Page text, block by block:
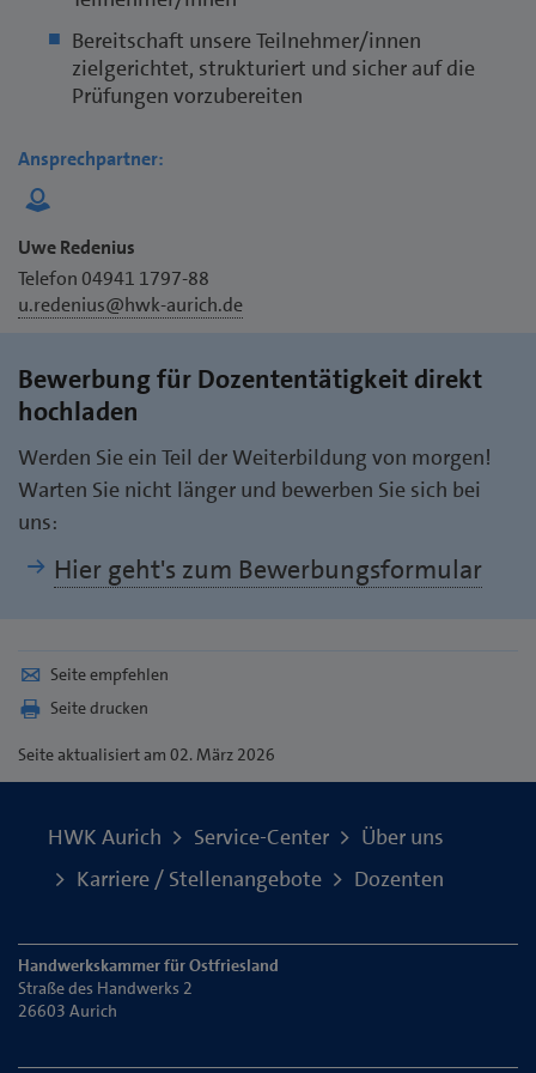
Bereitschaft unsere Teilnehmer/innen
zielgerichtet, strukturiert und sicher auf die
Prüfungen vorzubereiten
Ansprechpartner:
Uwe Redenius
Telefon 04941 1797-88
u.redenius@hwk-aurich.de
Bewerbung für Dozententätigkeit direkt
hochladen
Werden Sie ein Teil der Weiterbildung von morgen!
Warten Sie nicht länger und bewerben Sie sich bei
uns:
Hier geht's zum Bewerbungsformular
Seite empfehlen
Seite drucken
Seiteaktualisiert am 02. März 2026
HWK Aurich Service-Center
Über uns
Karriere / Stellenangebote
Dozenten
Handwerkskammer für Ostfriesland
Straße des Handwerks 2
26603 Aurich